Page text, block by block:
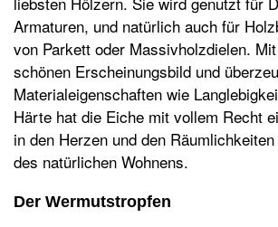
Armaturen, und natürlich auch für
von Parkett oder Massivholzdielen.
schönen Erscheinungsbild und
Materialeigenschaften wie
Härte hat die Eiche mit vollem Recht
in den Herzen und den
des natürlichen Wohnens.
Der Wermutstropfen